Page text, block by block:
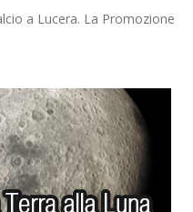
a Lucera. La Promozione